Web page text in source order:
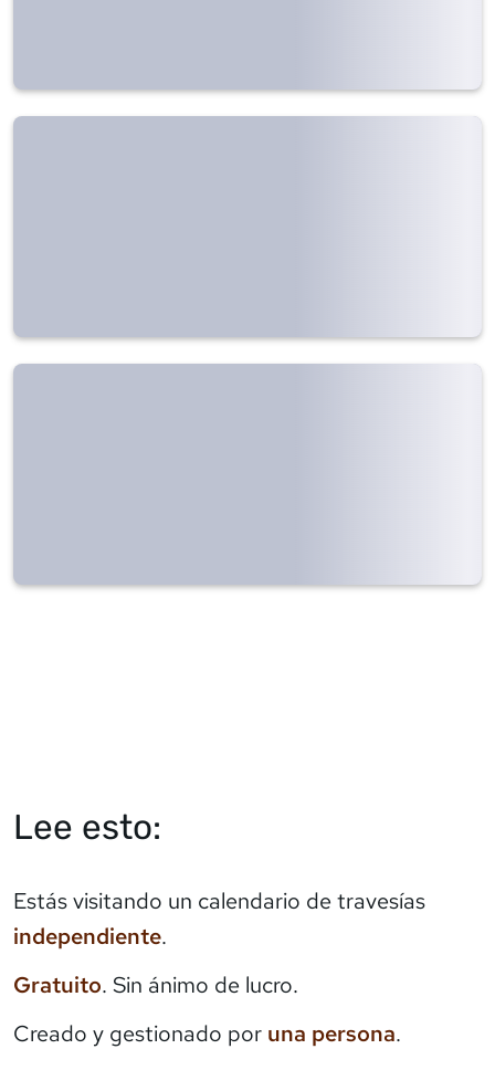
Lee esto:
Estás visitando un calendario de travesías
independiente.
Gratuito. Sin ánimo de lucro.
Creado y gestionado por una persona.